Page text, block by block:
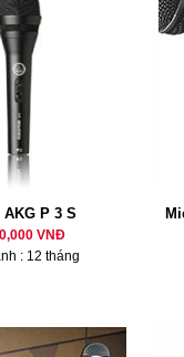
AKG P 3 S
VNĐ
: 12 tháng